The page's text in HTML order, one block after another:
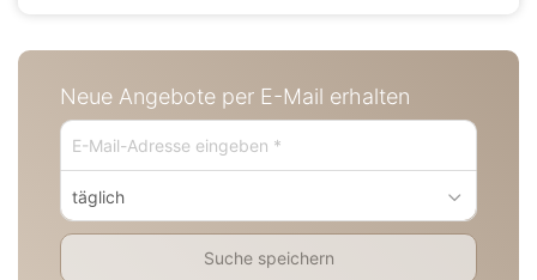
Neue Angebote per E-Mail erhalten
täglich
Suche speichern